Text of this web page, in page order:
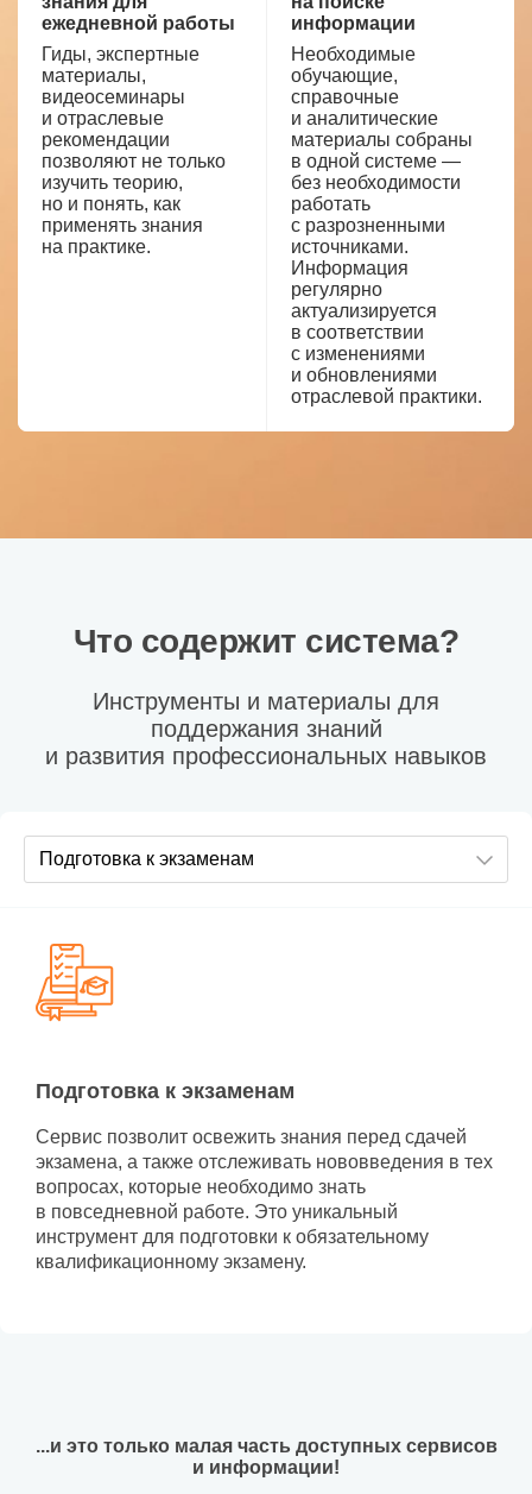
ежедневной работы
Гиды, экспертные
материалы,
видеосеминары
и отраслевые
рекомендации
позволяют не только
изучить теорию,
но и понять, как
применять знания
на практике.
информации
Необходимые
обучающие,
справочные
и аналитические
материалы собраны
в одной системе —
без необходимости
работать
с разрозненными
источниками.
Информация
регулярно
актуализируется
в соответствии
с изменениями
и обновлениями
отраслевой практики.
Что содержит система?
Инструменты и материалы для
поддержания знаний
и развития профессиональных навыков
Подготовка к экзаменам
Сервис позволит освежить знания перед сдачей
экзамена, а также отслеживать нововведения в тех
вопросах, которые необходимо знать
в повседневной работе. Это уникальный
инструмент для подготовки к обязательному
квалификационному экзамену.
...и это только малая часть доступных сервисов
и информации!